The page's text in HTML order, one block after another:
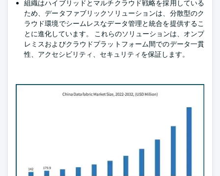
組織はハイブリッドとマルチクラウド戦略を採用している
ため、データファブリックソリューションは、分散型のク
ラウド環境でシームレスなデータ管理と統合を提供するこ
とに進化しています。 これらのソリューションは、オンプ
レミスおよびクラウドプラットフォーム間でのデータ一貫
性、アクセシビリティ、セキュリティを保証します。